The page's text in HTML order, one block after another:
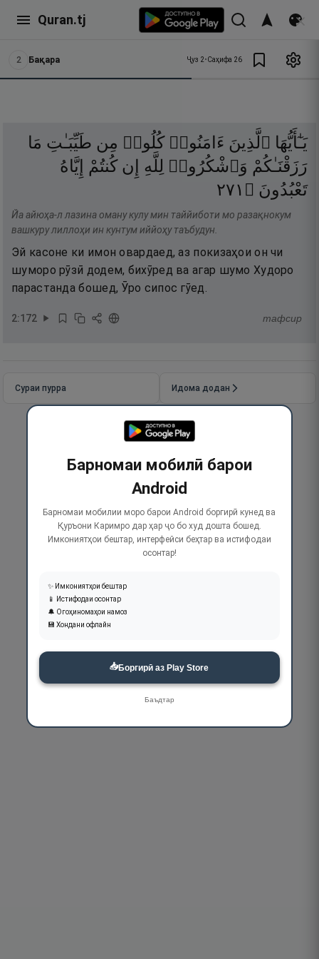
Quran.tj
2 Бақара Ҷуз 2•Саҳифа 26
يَـٰٓأَيُّهَا ٱلَّذِينَ ءَامَنُوا۟ كُلُوا۟ مِن طَيِّبَـٰتِ مَا
رَزَقْنَـٰكُمْ وَٱشْكُرُوا۟ لِلَّهِ إِن كُنتُمْ إِيَّاهُ
تَعْبُدُونَ ۝ ١٧٢
Йа айюҳа-л лазина оману кулу мин таййиботи мо разақнокум
вашкуру лиллоҳи ин кунтум иййоҳу таъбудун.
Эй касоне ки имон овардаед, аз покизаҳои он чи
шуморо рӯзӣ додем, бихӯред ва агар шумо Худоро
парастанда бошед, Ӯро сипос гӯед.
2:172 тафсир
Сураи пурра Идома додан
Барномаи мобилӣ барои
Android
Барномаи мобилии моро барои Android боргирӣ кунед ва
Қуръони Каримро дар ҳар ҷо бо худ дошта бошед.
Имкониятҳои бештар, интерфейси беҳтар ва истифодаи
осонтар!
✨ Имкониятҳои бештар
📱 Истифодаи осонтар
🔔 Огоҳиномаҳои намоз
💾 Хондани офлайн
📥Боргирӣ аз Play Store
Баъдтар